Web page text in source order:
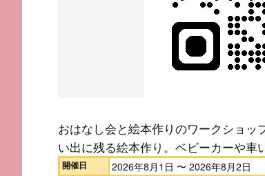
おはなし会と絵本作りのワークショ
い出に残る絵本作り。ベビーカーや車
開催日 2026年8月1日 〜 2026年8月2日